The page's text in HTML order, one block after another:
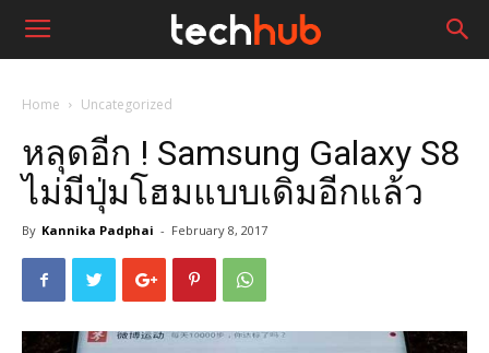
Home Uncategorized
หลุดอีก ! Samsung Galaxy S8
ไม่มีปุ่มโฮมแบบเดิมอีกแล้ว
By Kannika Padphai - February 8, 2017